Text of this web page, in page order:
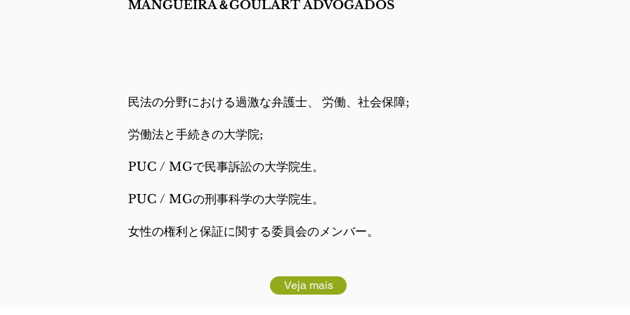
MANGUEIRA＆GOULART ADVOGADOS
民法の分野における過激な弁護士、 労働、社会保障;
労働法と手続きの大学院;
PUC / MGで民事訴訟の大学院生。
PUC / MGの刑事科学の大学院生。
女性の権利と保証に関する委員会のメンバー。
Veja mais